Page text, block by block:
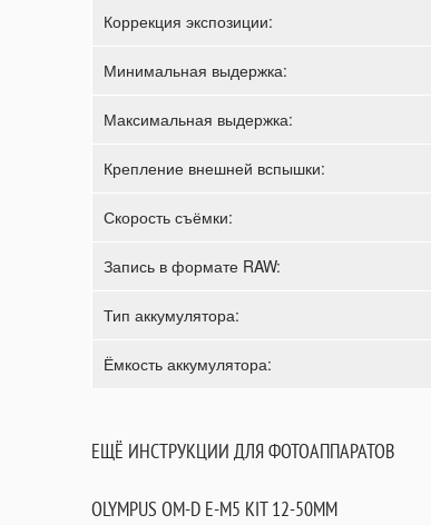
Коррекция экспозиции:
Минимальная выдержка:
Максимальная выдержка:
Крепление внешней вспышки:
Скорость съёмки:
Запись в формате RAW:
Тип аккумулятора:
Ёмкость аккумулятора:
ЕЩЁ ИНСТРУКЦИИ ДЛЯ ФОТОАППАРАТОВ
OLYMPUS OM-D E-M5 KIT 12-50MM